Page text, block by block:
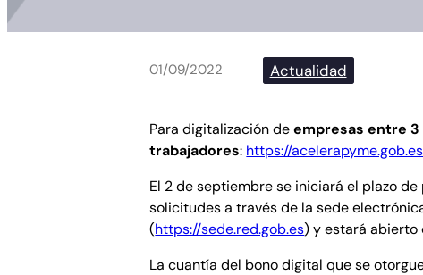
01/09/2022 Actualidad
Para digitalización deempresas entre 3
trabajadores: https://
El 2 de septiembre se iniciará el plazo
solicitudes a través de la sede
(https://sede.red.gob.es) y estará abierto
La cuantía del bono digital que se